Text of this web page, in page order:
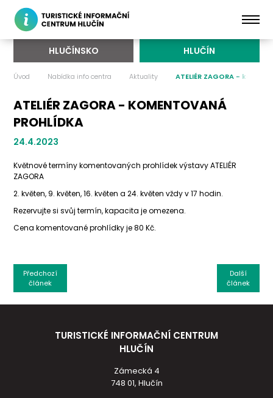
HLUČÍNSKO HLUČÍN
Úvod Nabídka info centra Aktuality ATELIÉR ZAGORA -
ATELIÉR ZAGORA - KOMENTOVANÁ
PROHLÍDKA
24.4.2023
Květnové termíny komentovaných prohlídek výstavy ATELIÉR
ZAGORA
2. květen, 9. květen, 16. květen a 24. květen vždy v 17 hodin.
Rezervujte si svůj termín, kapacita je omezena.
Cena komentované prohlídky je 80 Kč.
Další
článek
Předchozí
článek
TURISTICKÉ INFORMAČNÍ CENTRUM
HLUČÍN
Zámecká 4
748 01, Hlučín